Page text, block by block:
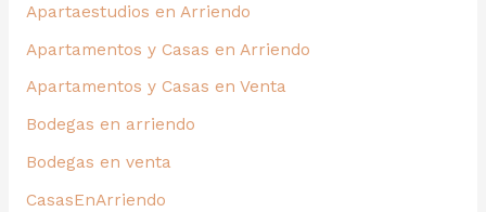
Apartaestudios en Arriendo
Apartamentos y Casas en Arriendo
Apartamentos y Casas en Venta
Bodegas en arriendo
Bodegas en venta
CasasEnArriendo